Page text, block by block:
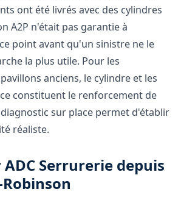
ont été livrés avec des cylindres
A2P n'était pas garantie à
point avant qu'un sinistre ne le
la plus utile. Pour les
anciens, le cylindre et les
constituent le renforcement de
diagnostic sur place permet d'établir
réaliste.
Serrurerie depuis
Robinson